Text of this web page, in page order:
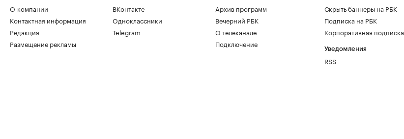
О компании
Контактная информация
Редакция
Размещение рекламы
ВКонтакте
Одноклассники
Telegram
Архив программ
Вечерний РБК
О телеканале
Подключение
Скрыть баннеры на РБК
Подписка на РБК
Корпоративная подписка
Уведомления
RSS